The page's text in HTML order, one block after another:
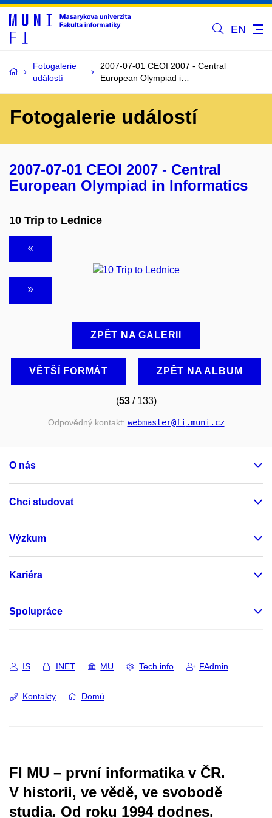
EN
Fotogalerie
událostí
2007-07-01 CEOI 2007 - Central
European Olympiad i…
Fotogalerie událostí
2007-07-01 CEOI 2007 - Central
European Olympiad in Informatics
10 Trip to Lednice
ZPĚT NA GALERII
VĚTŠÍ FORMÁT ZPĚT NA ALBUM
(53/ 133)
Odpovědný kontakt: webmaster@fi.muni.cz
O nás
Chci studovat
Výzkum
Kariéra
Spolupráce
IS INET MU Tech info FAdmin
Kontakty Domů
FI MU – první informatika v ČR.
V historii, ve vědě, ve svobodě
studia. Od roku 1994 dodnes.